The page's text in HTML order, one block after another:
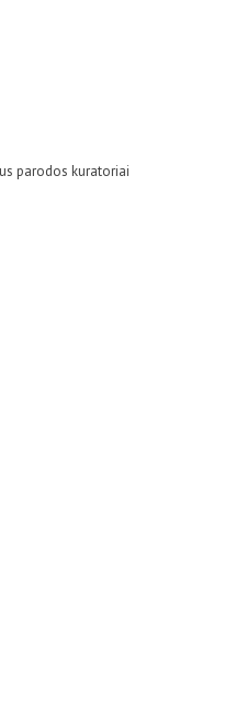
parodos kuratoriai